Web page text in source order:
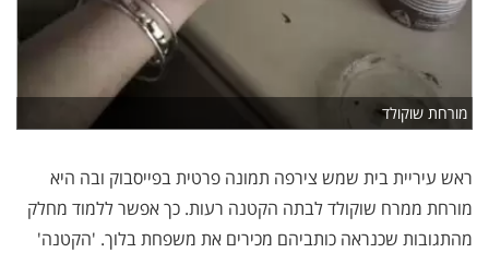
מורחת שוקולד
ראש עיריית בית שמש צירפה תמונה פרטית בפייסבוק ובה היא
מורחת ממרח שוקולד לבתה הקטנה רעות. כך אפשר ללמוד מחלק
מהתגובות שכנראה כותביהם מכירים את משפחת בלוך. 'הקטנה'